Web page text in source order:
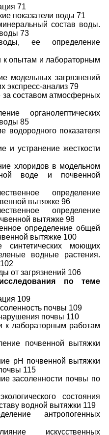
71
показатели воды 71
состав воды.
73
ее определение
к опытам и лабораторным
модельных загрязнений
экспресс-анализ 79
составом атмосферных
органолептических
85
водородного показателя
и устранение жесткости
хлоридов в модельном
воде и почвенной
определение
вытяжке 96
определение
вытяжке 98
определение общей
вытяжке 100
моющих
водные растения.
от загрязнений 106
по теме
109
почвы 109
почвы 110
к лабораторным работам
почвенной вытяжки
рН почвенной вытяжки
115
засоленности почвы по
состояния
водной вытяжки 119
антропогенных
искусственных